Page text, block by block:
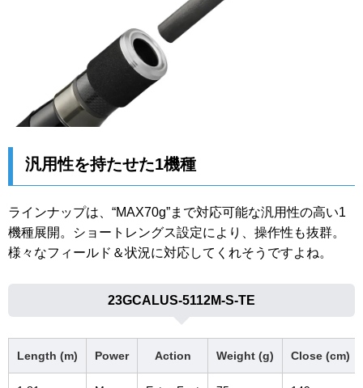
汎用性を持たせた1機種
ラインナップは、“MAX70g”まで対応可能な汎用性の高い1
機種展開。ショートレングス設定により、操作性も抜群。
様々なフィールド＆状況に対応してくれそうですよね。
23GCALUS-5112M-S-TE
Length (m) Power Action Weight (g) Close (cm)